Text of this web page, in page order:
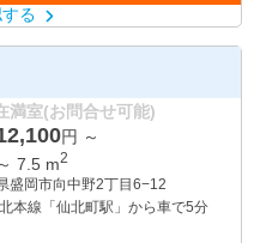
る
満室(お問合せ可能)
円 ～
～ 7.5 m2
盛岡市向中野2丁目6−12
本線「仙北町駅」から車で5分